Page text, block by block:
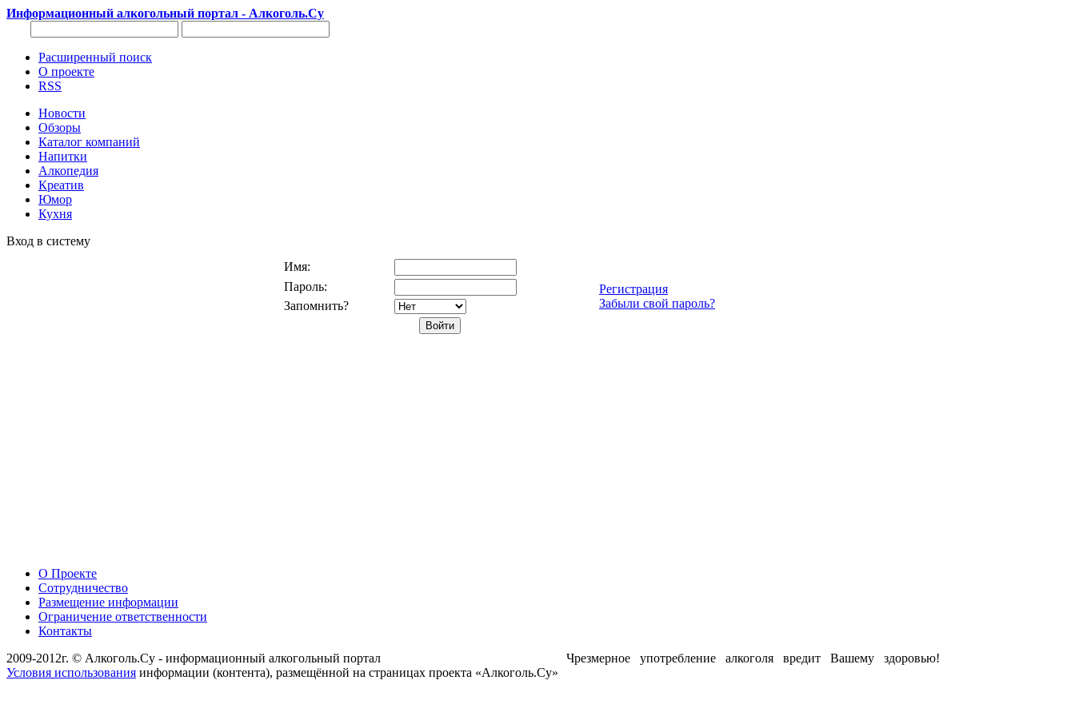
Информационный алкогольный портал - Алкоголь.Су
Расширенный поиск
О проекте
RSS
Новости
Обзоры
Каталог компаний
Напитки
Алкопедия
Креатив
Юмор
Кухня
Вход в систему
Имя:
Регистрация
Забыли свой пароль?
Пароль:
Запомнить?
О Проекте
Сотрудничество
Размещение информации
Ограничение ответственности
Контакты
2009-2012г. © Алкоголь.Су - информационный алкогольный портал
Условия использования информации (контента), размещённой на страницах проекта «Алкоголь.Су»
Чрезмерное употребление алкоголя вредит Вашему здоровью!